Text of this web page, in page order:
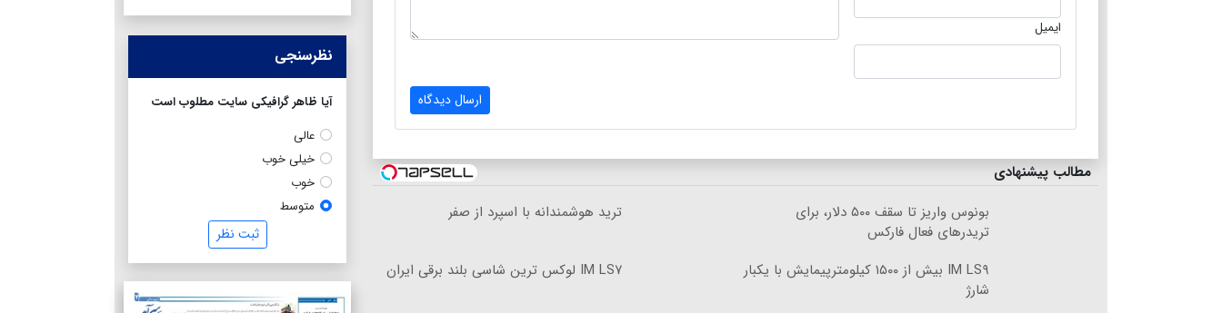
ایمیل
ارسال دیدگاه
مطالب پیشنهادی
بونوس واریز تا سقف ۵۰۰ دلار، برای
تریدرهای فعال فارکس
ترید هوشمندانه با اسپرد از صفر
IM LS۹ بیش از ۱۵۰۰ کیلومترپیمایش با یکبار
شارژ
IM LS۷ لوکس ترین شاسی بلند برقی ایران
نظرسنجی
آیا ظاهر گرافیکی سایت مطلوب است
عالی
خیلی خوب
خوب
متوسط
ثبت نظر